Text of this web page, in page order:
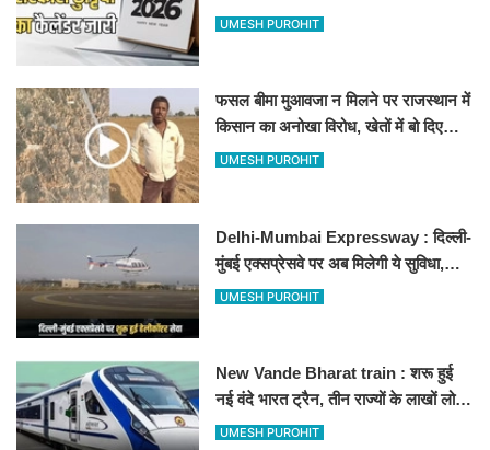
अवकाश, देखें
UMESH PUROHIT
फसल बीमा मुआवजा न मिलने पर राजस्थान में
किसान का अनोखा विरोध, खेतों में बो दिए
500-500 रुपए के नोट, वीडियो वायरल
UMESH PUROHIT
Delhi-Mumbai Expressway : दिल्ली-
मुंबई एक्सप्रेसवे पर अब मिलेगी ये सुविधा,
हेलीकॉप्टर सर्विस से तुरंत घायल पहुंचेगा
UMESH PUROHIT
New Vande Bharat train : शरू हुई
नई वंदे भारत ट्रैन, तीन राज्यों के लाखों लोगों
का सफर होगा आसान, देखें पूरा रूटमैप
UMESH PUROHIT